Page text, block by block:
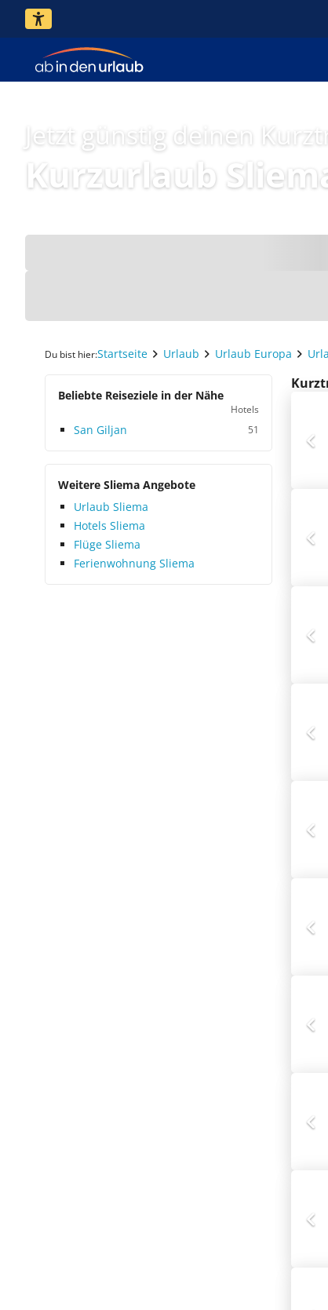
Jetzt günstig deinen
Kurzurlaub
Du bist hier:Startseite Urlaub Urlaub Europa
Beliebte Reiseziele in der Nähe
Hotels
San Giljan 51
Weitere Sliema Angebote
Urlaub Sliema
Hotels Sliema
Flüge Sliema
Ferienwohnung Sliema